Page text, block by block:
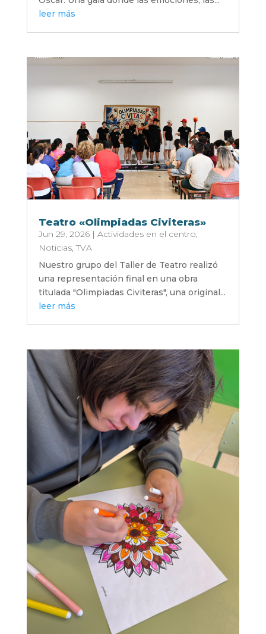
leer más
Teatro «Olimpiadas Civiteras»
Jun 29, 2026| Actividades en el centro,
Noticias,TVA
Nuestro grupo del Taller de Teatro realizó
una representación final en una obra
titulada "Olimpiadas Civiteras", una original...
leer más